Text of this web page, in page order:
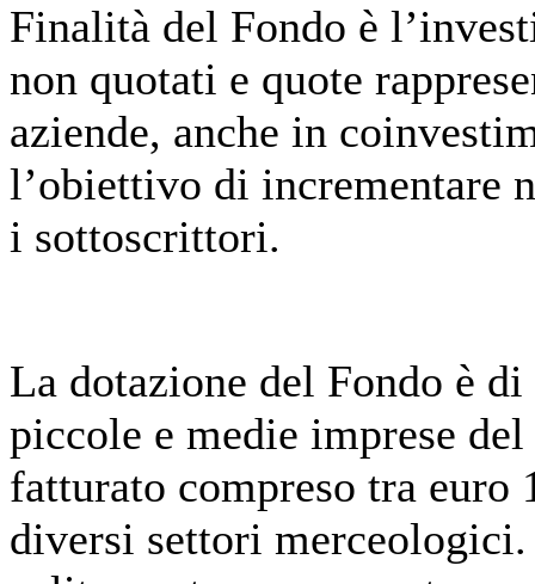
Finalità del Fondo è
non quotati e quote
aziende, anche in
l’obiettivo di incrementare
i sottoscrittori.
La dotazione del Fondo è
piccole e medie imprese
fatturato compreso tra
diversi settori